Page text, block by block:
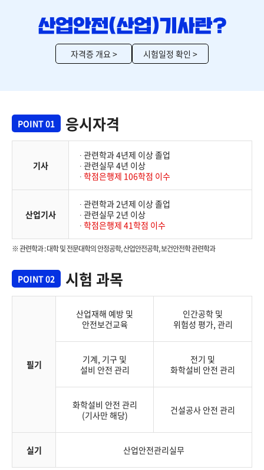
자격증 개요 > 시험일정 확인 >
POINT 01 응시자격
기사
∙ 관련학과 4년제 이상 졸업
∙ 관련실무 4년 이상
∙ 학점은행제 106학점 이수
산업기사
∙ 관련학과 2년제 이상 졸업
∙ 관련실무 2년 이상
∙ 학점은행제 41학점 이수
※ 관련학과 : 대학 및 전문대학의 안정공학, 산업안전공학, 보건안전학 관련학과
POINT 02 시험 과목
필기
산업재해 예방 및
안전보건교육
인간공학 및
위험성 평가, 관리
기계, 기구 및
설비 안전 관리
전기 및
화학설비 안전 관리
화학설비 안전 관리
(기사만 해당)
건설공사 안전 관리
실기 산업안전관리실무